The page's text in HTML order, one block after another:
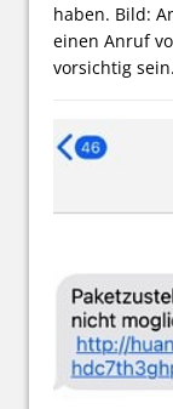
haben. Bild:
einen Anruf
vorsichtig sein.